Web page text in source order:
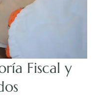
Fiscal y